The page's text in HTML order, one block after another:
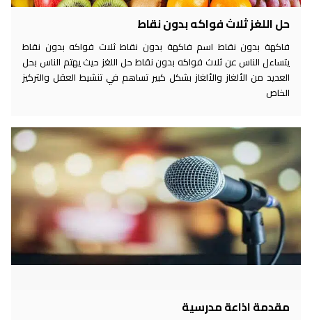
حل اللغز ثلاث فواكه بدون نقاط
فاكهة بدون نقاط اسم فاكهة بدون نقاط ثلاث فواكه بدون نقاط
يتساءل الناس عن ثلاث فواكه بدون نقاط حل اللغز حيث يهتم الناس بحل
العديد من الألغاز والألغاز بشكل كبير تساهم في تنشيط العقل والتركيز
الخاص
مقدمة اذاعة مدرسية